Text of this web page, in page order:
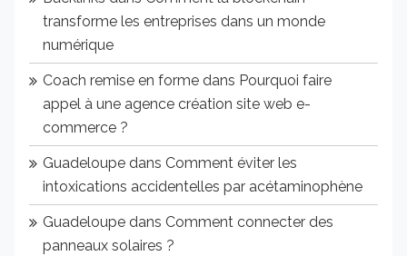
transforme les entreprises dans un monde
numérique
Coach remise en forme dans Pourquoi faire
appel à une agence création site web e-
commerce ?
Guadeloupe dans Comment éviter les
intoxications accidentelles par acétaminophène
Guadeloupe dans Comment connecter des
panneaux solaires ?